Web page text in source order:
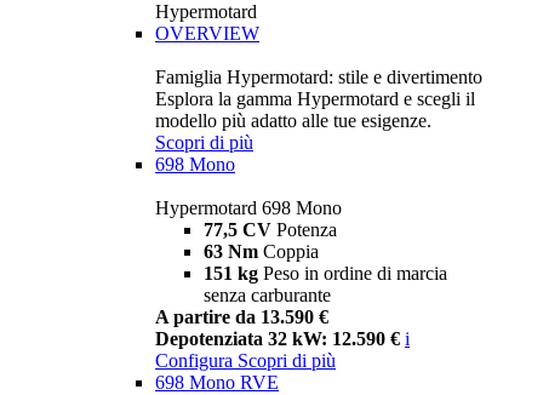
Hypermotard
OVERVIEW
Famiglia Hypermotard: stile e divertimento
Esplora la gamma Hypermotard e scegli il
modello più adatto alle tue esigenze.
Scopri di più
698 Mono
Hypermotard 698 Mono
77,5 CV Potenza
63 Nm Coppia
151 kg Peso in ordine di marcia
senza carburante
A partire da 13.590 €
Depotenziata 32 kW: 12.590 € i
Configura Scopri di più
698 Mono RVE